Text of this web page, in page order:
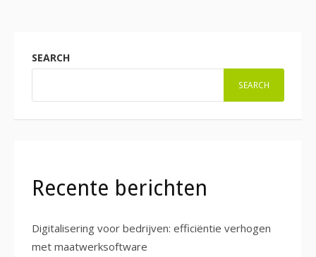
SEARCH
SEARCH
Recente berichten
Digitalisering voor bedrijven: efficiëntie verhogen
met maatwerksoftware